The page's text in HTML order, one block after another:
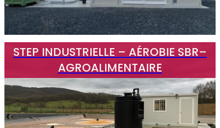
STEP INDUSTRIELLE – AÉROBIE SBR–
AGROALIMENTAIRE